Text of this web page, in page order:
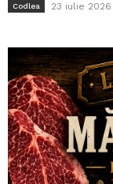
Codlea 23 iulie 2026